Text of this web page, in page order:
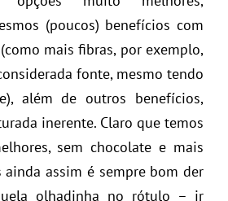
(poucos) benefícios com
mais fibras, por exemplo,
fonte, mesmo tendo
além de outros benefícios,
inerente. Claro que temos
sem chocolate e mais
ainda assim é sempre bom der
olhadinha no rótulo – ir